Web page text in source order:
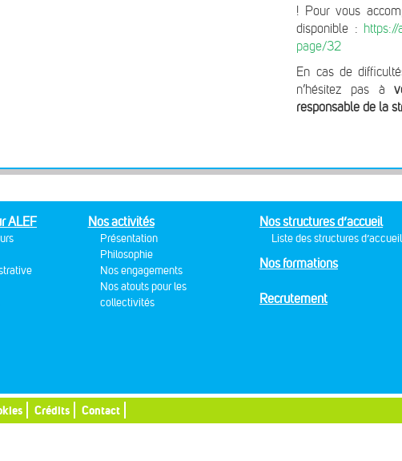
! Pour vous
disponible :
page/32
En cas de
n’hésitez pas à
responsable de la
ALEF Nos activités
Présentation
Philosophie
Nos engagements
Nos atouts pour les
collectivités
Nos structures d’accueil
Liste des structures d’accueil
Nos formations
Recrutement
Crédits Contact